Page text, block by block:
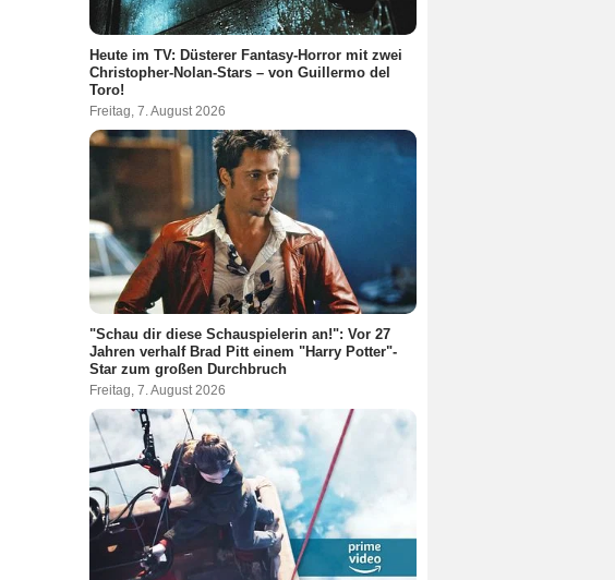
Heute im TV: Düsterer Fantasy-Horror mit zwei
Christopher-Nolan-Stars – von Guillermo del
Toro!
Freitag, 7. August 2026
"Schau dir diese Schauspielerin an!": Vor 27
Jahren verhalf Brad Pitt einem "Harry Potter"-
Star zum großen Durchbruch
Freitag, 7. August 2026